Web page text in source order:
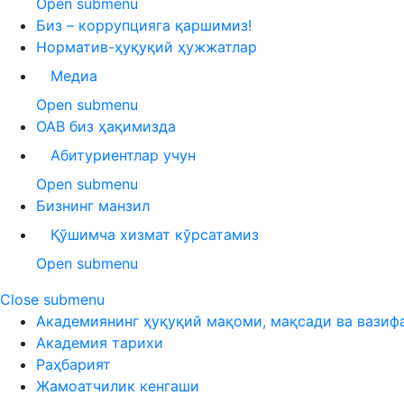
Open submenu
Биз – коррупцияга қаршимиз!
Норматив-ҳуқуқий ҳужжатлар
Медиа
Open submenu
ОАВ биз ҳақимизда
Абитуриентлар учун
Open submenu
Бизнинг манзил
Қўшимча хизмат кўрсатамиз
Open submenu
Close submenu
Академиянинг ҳуқуқий мақоми, мақсади ва
Академия тарихи
Раҳбарият
Жамоатчилик кенгаши